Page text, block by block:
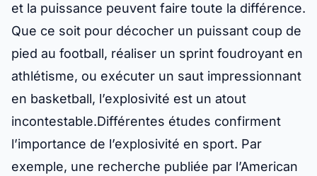
et la puissance peuvent faire toute la différence.
Que ce soit pour décocher un puissant coup de
pied au football, réaliser un sprint foudroyant en
athlétisme, ou exécuter un saut impressionnant
en basketball, l’explosivité est un atout
incontestable.Différentes études confirment
l’importance de l’explosivité en sport. Par
exemple, une recherche publiée par l’American